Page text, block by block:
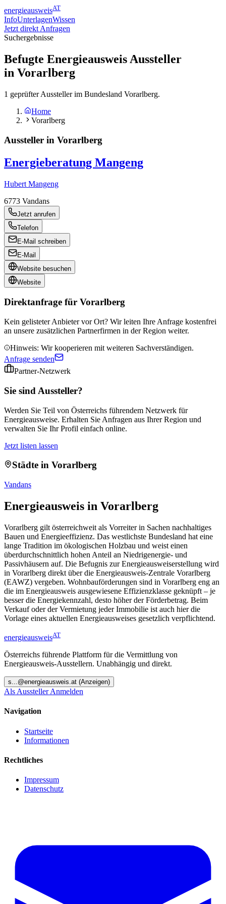
energieausweisAT
InfoUnterlagenWissen
Jetzt direkt Anfragen
Suchergebnisse
Befugte Energieausweis Aussteller
in Vorarlberg
1 geprüfter Aussteller im Bundesland Vorarlberg.
Home
Vorarlberg
Aussteller in Vorarlberg
Energieberatung Mangeng
Hubert Mangeng
6773 Vandans
Jetzt anrufen
Telefon
E-Mail schreiben
E-Mail
Website besuchen
Website
Direktanfrage für Vorarlberg
Kein gelisteter Anbieter vor Ort? Wir leiten Ihre Anfrage kostenfrei
an unsere zusätzlichen Partnerfirmen in der Region weiter.
Hinweis: Wir kooperieren mit weiteren Sachverständigen.
Anfrage senden
Partner-Netzwerk
Sie sind Aussteller?
Werden Sie Teil von Österreichs führendem Netzwerk für
Energieausweise. Erhalten Sie Anfragen aus Ihrer Region und
verwalten Sie Ihr Profil einfach online.
Jetzt listen lassen
Städte in Vorarlberg
Vandans
Energieausweis in Vorarlberg
Vorarlberg gilt österreichweit als Vorreiter in Sachen nachhaltiges
Bauen und Energieeffizienz. Das westlichste Bundesland hat eine
lange Tradition im ökologischen Holzbau und weist einen
überdurchschnittlich hohen Anteil an Niedrigenergie- und
Passivhäusern auf. Die Befugnis zur Energieausweiserstellung wird
in Vorarlberg direkt über die Energieausweis-Zentrale Vorarlberg
(EAWZ) vergeben. Wohnbauförderungen sind in Vorarlberg eng an
die im Energieausweis ausgewiesene Effizienzklasse geknüpft – je
besser die Energiekennzahl, desto höher der Förderbetrag. Beim
Verkauf oder der Vermietung jeder Immobilie ist auch hier die
Vorlage eines aktuellen Energieausweises gesetzlich verpflichtend.
energieausweisAT
Österreichs führende Plattform für die Vermittlung von
Energieausweis-Ausstellern. Unabhängig und direkt.
s...@energieausweis.at (Anzeigen)
Als Aussteller Anmelden
Navigation
Startseite
Informationen
Rechtliches
Impressum
Datenschutz